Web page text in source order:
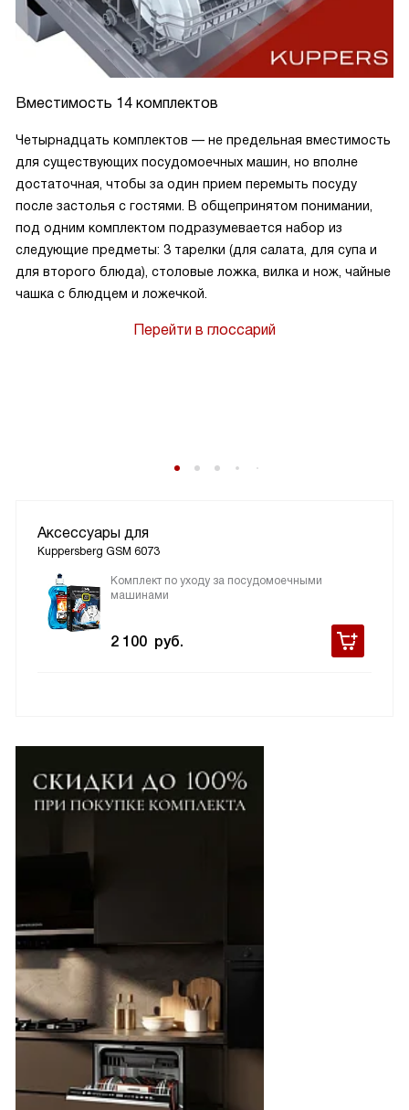
Вместимость 14 комплектов
Четырнадцать комплектов — не предельная вместимость
для существующих посудомоечных машин, но вполне
достаточная, чтобы за один прием перемыть посуду
после застолья с гостями. В общепринятом понимании,
под одним комплектом подразумевается набор из
следующие предметы: 3 тарелки (для салата, для супа и
для второго блюда), столовые ложка, вилка и нож, чайные
чашка с блюдцем и ложечкой.
Перейти в глоссарий
Аксессуары для
Kuppersberg GSM 6073
Комплект по уходу за посудомоечными
машинами
2 100 руб.